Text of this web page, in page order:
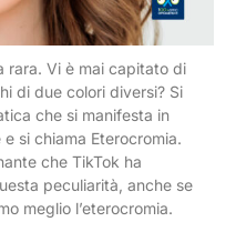
rara. Vi è mai capitato di
di due colori diversi? Si
che si manifesta in
si chiama Eterocromia.
che TikTok ha
peculiarità, anche se
meglio l’eterocromia.